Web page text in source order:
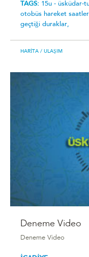
TAGS: 15u - üsküdar-
otobüs hareket
geçtiği duraklar,
HARITA / ULAŞIM
Deneme Video
Deneme Video